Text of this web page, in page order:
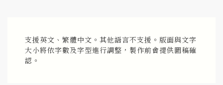
支援英文、繁體中文。其他語言不支援。版面與文字
大小將依字數及字型進行調整，製作前會提供圖稿確
認。